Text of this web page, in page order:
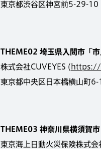
東京都渋谷区神宮前5-29-10
THEME02 埼玉県入間市「市
株式会社CUVEYES ( https://
東京都中央区日本橋横山町
THEME03 神奈川県横須賀市
東京海上日動火災保険株式会